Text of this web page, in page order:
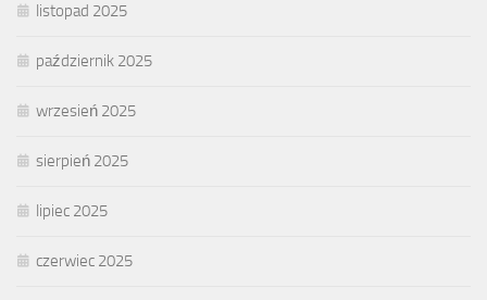
listopad 2025
październik 2025
wrzesień 2025
sierpień 2025
lipiec 2025
czerwiec 2025